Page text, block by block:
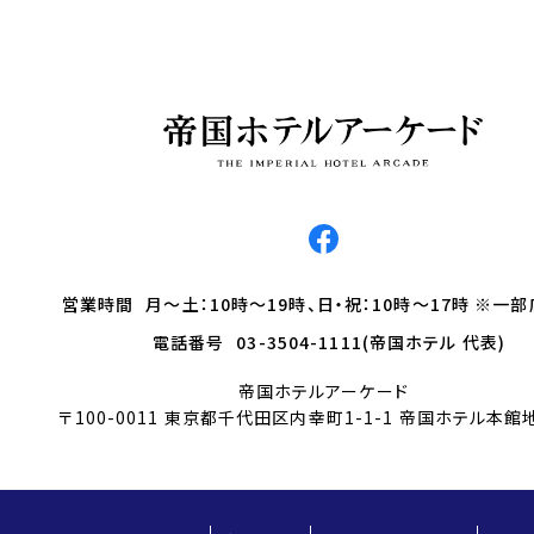
営業時間
月～土：10時～19時、日・祝：10時～17時 ※一部
電話番号
03-3504-1111(帝国ホテル 代表)
帝国ホテルアーケード
〒100-0011 東京都千代田区内幸町1-1-1 帝国ホテル本館